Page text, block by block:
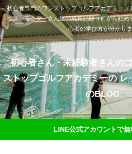
初心者専門のワンストップゴルフアカデミー
ッスンモニターさん達の成長記録（何から始
心者の学び方が分かり
初心者さん・未経験者さんの
ストップゴルフアカデミーの レ
のBLOG♪
LINE公式アカウントで